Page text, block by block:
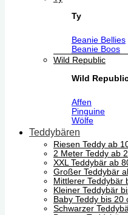
Ty
Beanie Bellies
Beanie Boos
Wild Republic
Wild
Affen
Pinguine
Wölfe
Teddybären
Riesen Teddy ab
2 Meter Teddy ab
XXL Teddybär ab
Großer Teddybär
Mittlerer Teddybär
Kleiner Teddybär
Baby Teddy bis 20
Schwarzer